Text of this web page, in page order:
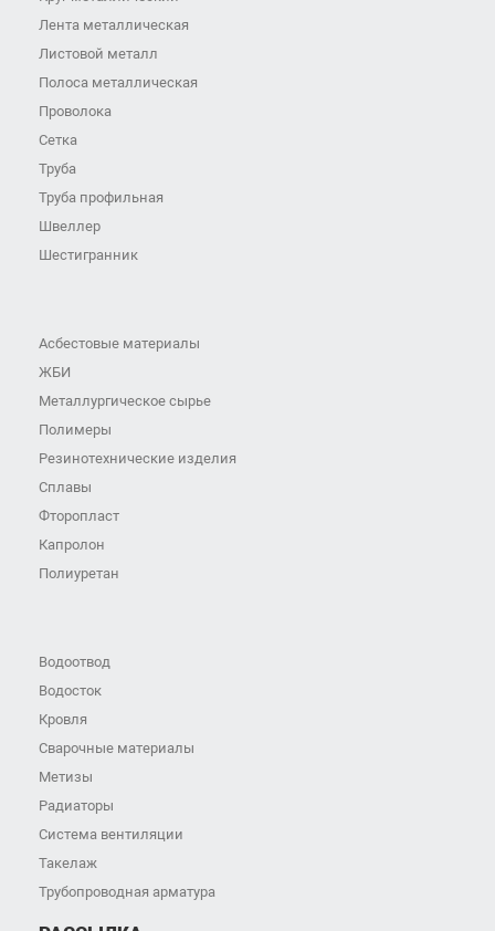
Лента металлическая
Листовой металл
Полоса металлическая
Проволока
Сетка
Труба
Труба профильная
Швеллер
Шестигранник
Асбестовые материалы
ЖБИ
Металлургическое сырье
Полимеры
Резинотехнические изделия
Сплавы
Фторопласт
Капролон
Полиуретан
Водоотвод
Водосток
Кровля
Сварочные материалы
Метизы
Радиаторы
Система вентиляции
Такелаж
Трубопроводная арматура